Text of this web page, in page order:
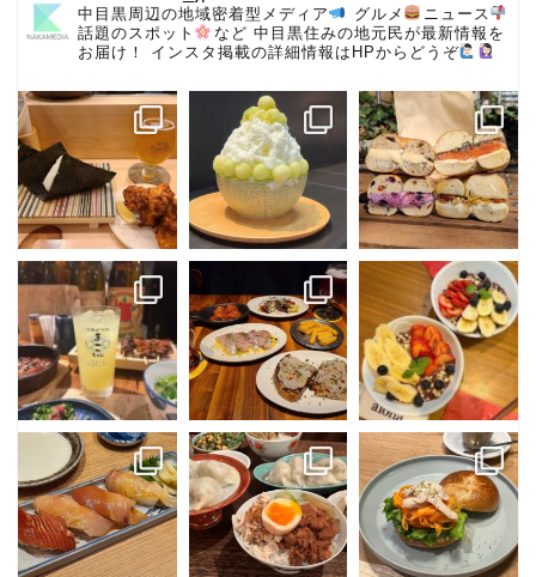
中目黒周辺の地域密着型メディア グルメ
ニュース
話題のスポット
など 中目黒住みの地元民が最新情報を
お届け！
インスタ掲載の詳細情報はHPからどうぞ